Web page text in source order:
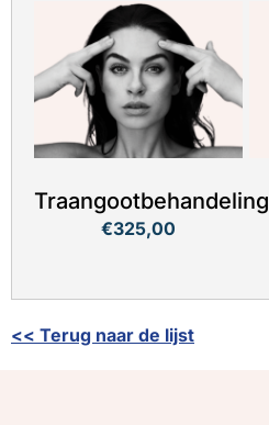
Traangootbehandeling
€325,00
<< Terug naar de lijst